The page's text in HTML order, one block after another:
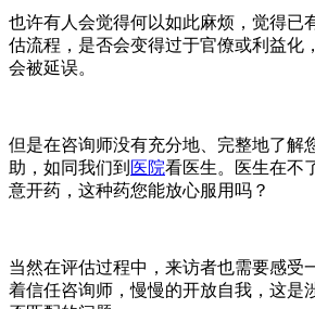
也许有人会觉得何以如此麻烦，觉得已
估流程，是否会变得过于官僚或利益化
会被延误。
但是在咨询师没有充分地、完整地了解
助，如同我们到 医院看医生。医生在不
意开药，这种药您能放心服用吗？
当然在评估过程中，来访者也需要感受
着信任咨询师，慢慢的开放自我，这是